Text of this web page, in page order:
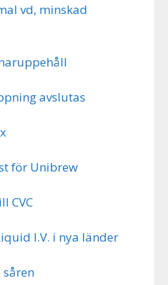
vd, minskad
avslutas
för Unibrew
CVC
I.V. i nya länder
såren